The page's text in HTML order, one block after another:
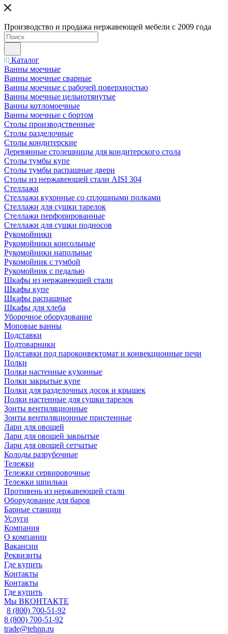
Производство и продажа нержавеющей мебели с 2009 года
Каталог
Ванны моечные
Ванны моечные сварные
Ванны моечные с рабочей поверхностью
Ванны моечные цельнотянутые
Ванны котломоечные
Ванны моечные с бортом
Столы производственные
Столы разделочные
Столы кондитерские
Деревянные столешницы для кондитерского стола
Столы тумбы купе
Столы тумбы распашные двери
Столы из нержавеющей стали AISI 304
Стеллажи
Стеллажи кухонные со сплошными полками
Стеллажи для сушки тарелок
Стеллажи перфорированные
Стеллажи для сушки подносов
Рукомойники
Рукомойники консольные
Рукомойники напольные
Рукомойник с тумбой
Рукомойник с педалью
Шкафы из нержавеющей стали
Шкафы купе
Шкафы распашные
Шкафы для хлеба
Уборочное оборудование
Моповые ванны
Подставки
Подтоварники
Подставки под пароконвектомат и конвекционные печи
Полки
Полки настенные кухонные
Полки закрытые купе
Полки для разделочных досок и крышек
Полки настенные для сушки тарелок
Зонты вентиляционные
Зонты вентиляционные пристенные
Лари для овощей
Лари для овощей закрытые
Лари для овощей сетчатые
Колоды разрубочные
Тележки
Тележки сервировочные
Тележки шпильки
Противень из нержавеющей стали
Оборудование для баров
Барные станции
Услуги
Компания
О компании
Вакансии
Реквизиты
Где купить
Контакты
Контакты
Где купить
Мы ВКОНТАКТЕ
8 (800) 700-51-92
8 (800) 700-51-92
trade@tehnn.ru